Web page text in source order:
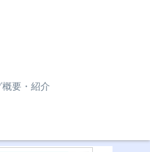
概要・紹介